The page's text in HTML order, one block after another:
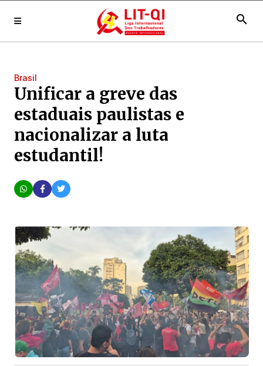
search
Brasil
Unificar a greve das
estaduais paulistas e
nacionalizar a luta
estudantil!